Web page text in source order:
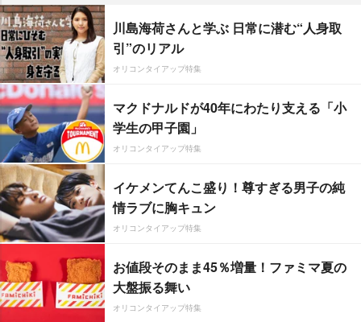
川島海荷さんと学ぶ 日常に潜む“人身取
引”のリアル
オリコンタイアップ特集
マクドナルドが40年にわたり支える「小
学生の甲子園」
オリコンタイアップ特集
イケメンてんこ盛り！尊すぎる男子の純
情ラブに胸キュン
オリコンタイアップ特集
お値段そのまま45％増量！ファミマ夏の
大盤振る舞い
オリコンタイアップ特集